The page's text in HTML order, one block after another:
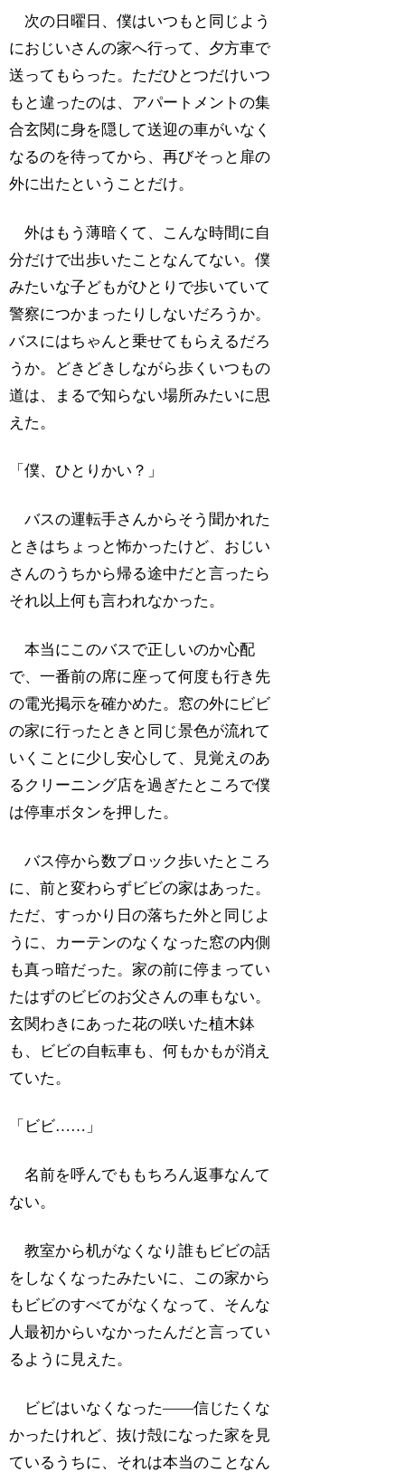
次の日曜日、僕はいつもと同じよう
におじいさんの家へ行って、夕方車で
送ってもらった。ただひとつだけいつ
もと違ったのは、アパートメントの集
合玄関に身を隠して送迎の車がいなく
なるのを待ってから、再びそっと扉の
外に出たということだけ。
外はもう薄暗くて、こんな時間に自
分だけで出歩いたことなんてない。僕
みたいな子どもがひとりで歩いていて
警察につかまったりしないだろうか。
バスにはちゃんと乗せてもらえるだろ
うか。どきどきしながら歩くいつもの
道は、まるで知らない場所みたいに思
えた。
「僕、ひとりかい？」
バスの運転手さんからそう聞かれた
ときはちょっと怖かったけど、おじい
さんのうちから帰る途中だと言ったら
それ以上何も言われなかった。
本当にこのバスで正しいのか心配
で、一番前の席に座って何度も行き先
の電光掲示を確かめた。窓の外にビビ
の家に行ったときと同じ景色が流れて
いくことに少し安心して、見覚えのあ
るクリーニング店を過ぎたところで僕
は停車ボタンを押した。
バス停から数ブロック歩いたところ
に、前と変わらずビビの家はあった。
ただ、すっかり日の落ちた外と同じよ
うに、カーテンのなくなった窓の内側
も真っ暗だった。家の前に停まってい
たはずのビビのお父さんの車もない。
玄関わきにあった花の咲いた植木鉢
も、ビビの自転車も、何もかもが消え
ていた。
「ビビ……」
名前を呼んでももちろん返事なんて
ない。
教室から机がなくなり誰もビビの話
をしなくなったみたいに、この家から
もビビのすべてがなくなって、そんな
人最初からいなかったんだと言ってい
るように見えた。
ビビはいなくなった――信じたくな
かったけれど、抜け殻になった家を見
ているうちに、それは本当のことなん